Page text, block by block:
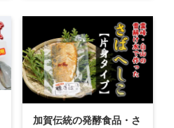
加賀伝統の発酵食品・さ